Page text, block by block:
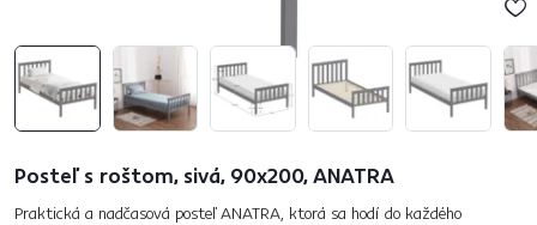
Posteľ s roštom, sivá, 90x200, ANATRA
Praktická a nadčasová posteľ ANATRA, ktorá sa hodí do každého